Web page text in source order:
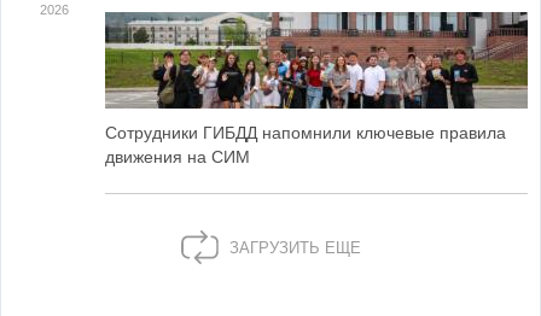
2026
Сотрудники ГИБДД напомнили ключевые правила
движения на СИМ
ЗАГРУЗИТЬ ЕЩЕ